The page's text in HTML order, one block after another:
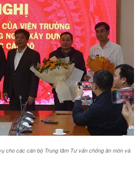
cho các cán bộ Trung tâm Tư vấn chống ăn mòn và